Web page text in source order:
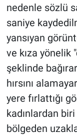
nedenle sözlü
saniye
yansıyan
ve kıza yönelik
şeklinde
hırsını
yere fırlattığı
kadınlardan
bölgeden